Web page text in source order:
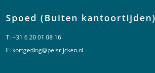
Spoed (Buiten kantoortijden)
T:+31 6 20 01 08 16
E: kortgeding@pelsrijcken.nl